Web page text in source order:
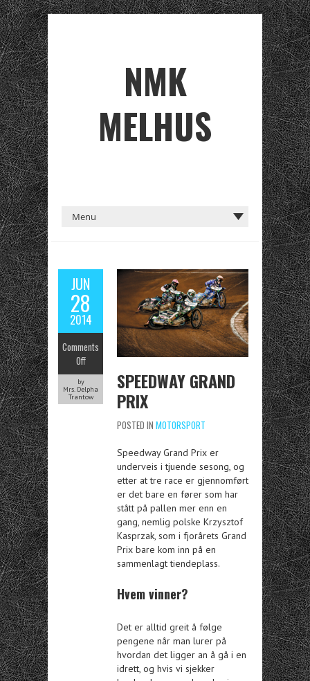
NMK
MELHUS
JUN
28
2014
Comments
Off
by
Mrs. Delpha
Trantow
SPEEDWAY GRAND
PRIX
POSTED IN MOTORSPORT
Speedway Grand Prix er
underveis i tjuende sesong, og
etter at tre race er gjennomført
er det bare en fører som har
stått på pallen mer enn en
gang, nemlig polske Krzysztof
Kasprzak, som i fjorårets Grand
Prix bare kom inn på en
sammenlagt tiendeplass.
Hvem vinner?
Det er alltid greit å følge
pengene når man lurer på
hvordan det ligger an å gå i en
idrett, og hvis vi sjekker